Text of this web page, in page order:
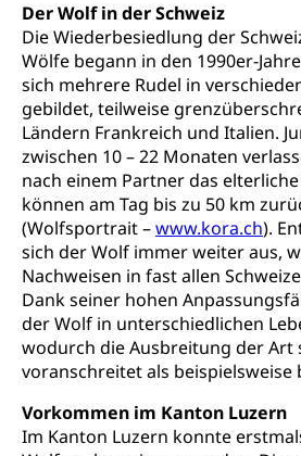
Der Wolf in der Schweiz
Die Wiederbesiedlung der
Wölfe begann in den 1990er-
sich mehrere Rudel in
gebildet, teilweise
Ländern Frankreich und Italien.
zwischen 10 – 22 Monaten
nach einem Partner das
können am Tag bis zu 50 km
(Wolfsportrait –www.kora.ch).
sich der Wolf immer weiter aus,
Nachweisen in fast allen
Dank seiner hohen
der Wolf in unterschiedlichen
wodurch die Ausbreitung der Art
voranschreitet als beispielsweise
Vorkommen im Kanton Luzern
Im Kanton Luzern konnte